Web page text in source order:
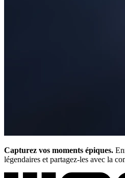
Capturez vos moments épiques.
légendaires et partagez-les avec la